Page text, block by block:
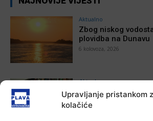
Upravljanje pristankom
kolačiće
Aktualno
Zbog niskog
plovidba na Dunavu
6 kolovoza, 2026
Aktualno
Krimići, trileri,
povijesna fikcija
žanrovi ovoga ljeta